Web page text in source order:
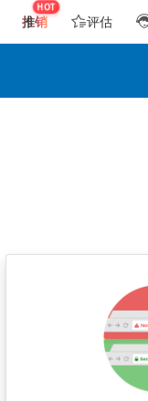
推销 评估